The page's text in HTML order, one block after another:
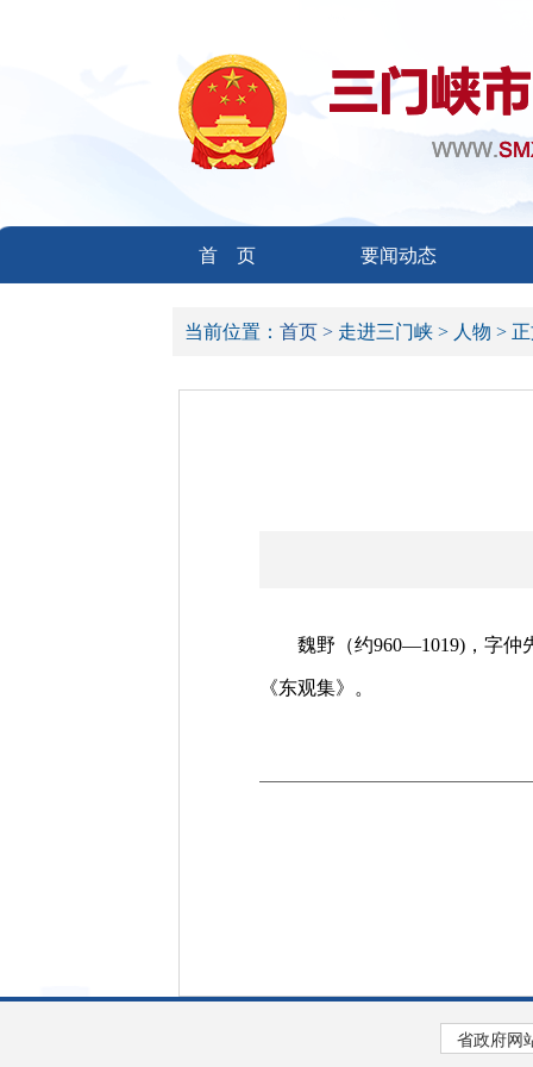
首 页 要闻动态
当前位置： 首页 > 走进三门峡 > 人物 >
魏野（约960—1019)，字仲先
《东观集》。